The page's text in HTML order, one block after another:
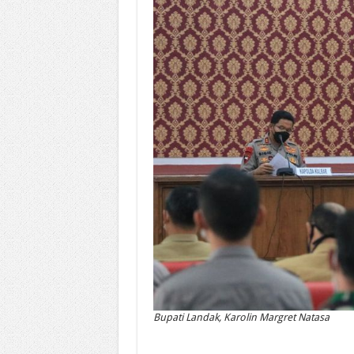
Bupati Landak, Karolin Margret Natasa